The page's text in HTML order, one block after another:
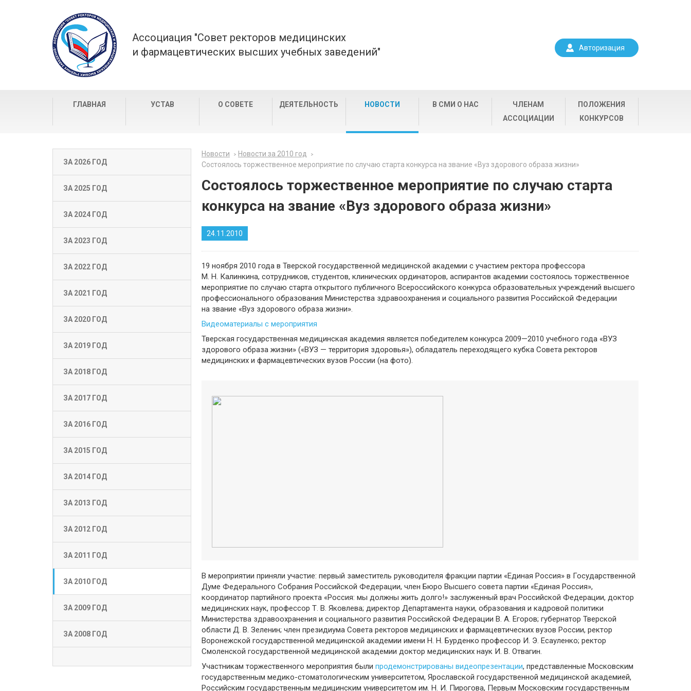
Ассоциация "Совет ректоров медицинских
и фармацевтических высших учебных заведений"
Авторизация
ГЛАВНАЯ УСТАВ О СОВЕТЕ ДЕЯТЕЛЬНОСТЬ НОВОСТИ В СМИ О НАС
ЧЛЕНАМ
АССОЦИАЦИИ
ПОЛОЖЕНИЯ
КОНКУРСОВ
ЗА 2026 ГОД
ЗА 2025 ГОД
ЗА 2024 ГОД
ЗА 2023 ГОД
ЗА 2022 ГОД
ЗА 2021 ГОД
ЗА 2020 ГОД
ЗА 2019 ГОД
ЗА 2018 ГОД
ЗА 2017 ГОД
ЗА 2016 ГОД
ЗА 2015 ГОД
ЗА 2014 ГОД
ЗА 2013 ГОД
ЗА 2012 ГОД
ЗА 2011 ГОД
ЗА 2010 ГОД
ЗА 2009 ГОД
ЗА 2008 ГОД
Новости
Новости за 2010 год
Состоялось торжественное мероприятие по случаю старта конкурса на звание «Вуз здорового образа жизни»
Состоялось торжественное мероприятие по случаю старта
конкурса на звание «Вуз здорового образа жизни»
24.11.2010
19 ноября 2010 года в Тверской государственной медицинской академии с участием ректора профессора
М. Н. Калинкина, сотрудников, студентов, клинических ординаторов, аспирантов академии состоялось торжественное
мероприятие по случаю старта открытого публичного Всероссийского конкурса образовательных учреждений высшего
профессионального образования Министерства здравоохранения и социального развития Российской Федерации
на звание «Вуз здорового образа жизни».
Видеоматериалы с мероприятия
Тверская государственная медицинская академия является победителем конкурса 2009—2010 учебного года «ВУЗ
здорового образа жизни» («ВУЗ — территория здоровья»), обладатель переходящего кубка Совета ректоров
медицинских и фармацевтических вузов России (на фото).
В мероприятии приняли участие: первый заместитель руководителя фракции партии «Единая Россия» в Государственной
Думе Федерального Собрания Российской Федерации, член Бюро Высшего совета партии «Единая Россия»,
координатор партийного проекта «Россия: мы должны жить долго!» заслуженный врач Российской Федерации, доктор
медицинских наук, профессор Т. В. Яковлева; директор Департамента науки, образования и кадровой политики
Министерства здравоохранения и социального развития Российской Федерации В. А. Егоров; губернатор Тверской
области Д. В. Зеленин; член президиума Совета ректоров медицинских и фармацевтических вузов России, ректор
Воронежской государственной медицинской академии имени Н. Н. Бурденко профессор И. Э. Есауленко; ректор
Смоленской государственной медицинской академии доктор медицинских наук И. В. Отвагин.
Участникам торжественного мероприятия были продемонстрированы видеопрезентации, представленные Московским
государственным медико-стоматологическим университетом, Ярославской государственной медицинской академией,
Российским государственным медицинским университетом им. Н. И. Пирогова, Первым Московским государственным